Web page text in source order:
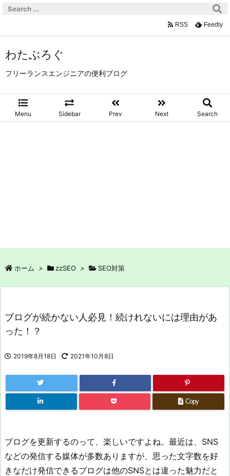
わたぶろぐ
フリーランスエンジニアの便利ブログ
Menu Sidebar Prev Next Search
RSS Feedly
ホーム > zzSEO > SEO対策
ブログが続かない人必見！続けれないには理由があ
った！？
2019年8月18日 2021年10月8日
Copy
ブログを更新するのって、楽しいですよね。最近は、SNS
などの発信する媒体が多数ありますが、思った文字数を好
きなだけ発信できるブログは他のSNSとは違った魅力だと